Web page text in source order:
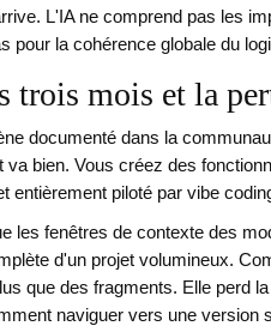
L'IA ne comprend pas les
pour la cohérence globale du
trois mois et la
documenté dans la
va bien. Vous créez des
entièrement piloté par vibe
les fenêtres de contexte des
d'un projet volumineux.
que des fragments. Elle perd
naviguer vers une version